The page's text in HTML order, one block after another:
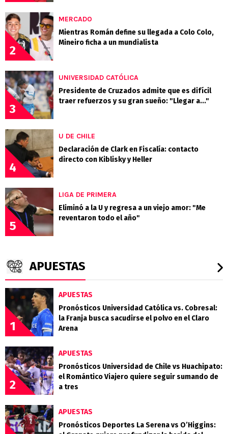
2
MERCADO
Mientras Román define su llegada a Colo Colo,
Mineiro ficha a un mundialista
3
UNIVERSIDAD CATÓLICA
Presidente de Cruzados admite que es difícil
traer refuerzos y su gran sueño: "Llegar a..."
4
U DE CHILE
Declaración de Clark en Fiscalía: contacto
directo con Kiblisky y Heller
5
LIGA DE PRIMERA
Eliminó a la U y regresa a un viejo amor: "Me
reventaron todo el año"
APUESTAS
1
APUESTAS
Pronósticos Universidad Católica vs. Cobresal:
la Franja busca sacudirse el polvo en el Claro
Arena
2
APUESTAS
Pronósticos Universidad de Chile vs Huachipato:
el Romántico Viajero quiere seguir sumando de
a tres
APUESTAS
Pronósticos Deportes La Serena vs O’Higgins: